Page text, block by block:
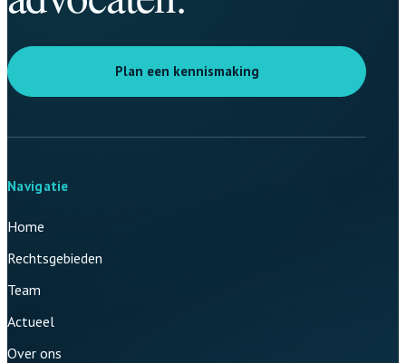
Plan een kennismaking
Navigatie
Home
Rechtsgebieden
Team
Actueel
Over ons